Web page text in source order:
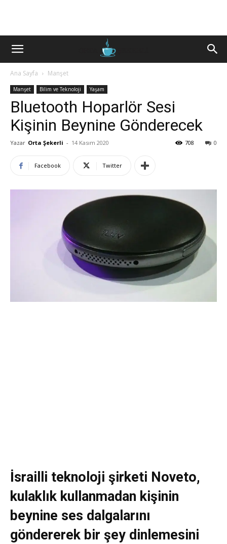
Ana Sayfa Manşet
Manşet Bilim ve Teknoloji Yaşam
Bluetooth Hoparlör Sesi
Kişinin Beynine Gönderecek
Yazar Orta Şekerli - 14 Kasım 2020 0
708
Facebook Twitter
İsrailli teknoloji şirketi Noveto,
kulaklık kullanmadan kişinin
beynine ses dalgalarını
göndererek bir şey dinlemesini